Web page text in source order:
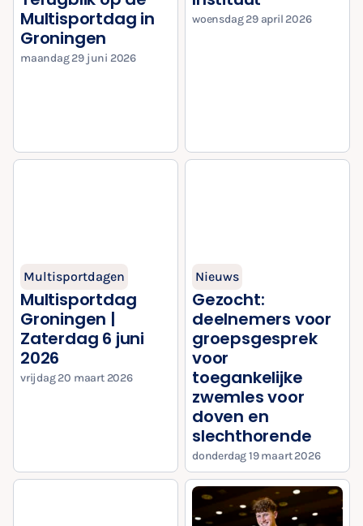
Multisportdag in
Groningen
maandag 29 juni 2026
woensdag 29 april 2026
Multisportdagen
Multisportdag
Groningen |
Zaterdag 6 juni
2026
vrijdag 20 maart 2026
Nieuws
Gezocht:
deelnemers voor
groepsgesprek
voor
toegankelijke
zwemles voor
doven en
slechthorende
donderdag 19 maart 2026